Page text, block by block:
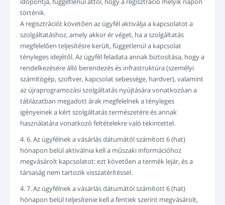
történik.
A regisztrációt követően az ügyfél aktiválja a kapcsolatot a
szolgáltatáshoz, amely akkor ér véget, ha a szolgáltatás
megfelelően teljesítésre került, függetlenül a kapcsolat
tényleges idejétől. Az ügyfél feladata annak biztosítása, hogy a
rendelkezésére álló berendezés és infrastruktúra (személyi
számítógép, szoftver, kapcsolat sebessége, hardver), valamint
az újraprogramozási szolgáltatás nyújtására vonatkozóan a
táblázatban megadott árak megfelelnek a tényleges
igényeinek a kért szolgáltatás természetére és annak
használatára vonatkozó feltételekre való tekintettel.
4. 6. Az ügyfélnek a vásárlás dátumától számított 6 (hat)
hónapon belül aktiválnia kell a műszaki információhoz
megvásárolt kapcsolatot: ezt követően a termék lejár, és a
társaság nem tartozik visszatérítéssel.
4. 7. Az ügyfélnek a vásárlás dátumától számított 6 (hat)
hónapon belül teljesítenie kell a fentiek szerint megvásárolt,